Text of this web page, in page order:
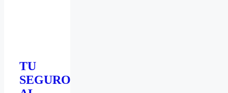
TU
SEGURO